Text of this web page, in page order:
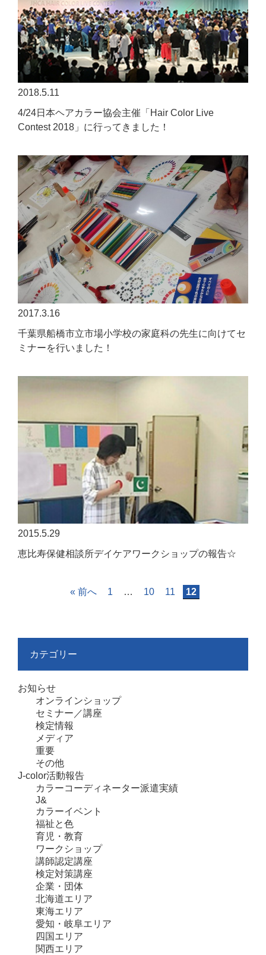
2018.5.11
4/24日本ヘアカラー協会主催「Hair Color Live
Contest 2018」に行ってきました！
2017.3.16
千葉県船橋市立市場小学校の家庭科の先生に向けてセ
ミナーを行いました！
2015.5.29
恵比寿保健相談所デイケアワークショップの報告☆
« 前へ 1 … 10 11 12
カテゴリー
お知らせ
オンラインショップ
セミナー／講座
検定情報
メディア
重要
その他
J-color活動報告
カラーコーディネーター派遣実績
J&
カラーイベント
福祉と色
育児・教育
ワークショップ
講師認定講座
検定対策講座
企業・団体
北海道エリア
東海エリア
愛知・岐阜エリア
四国エリア
関西エリア